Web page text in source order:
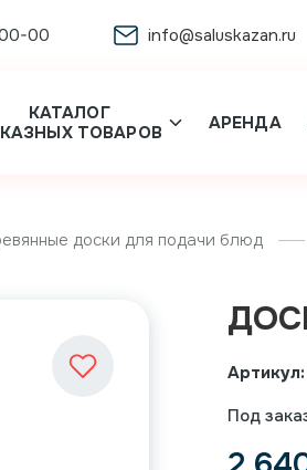
00 info@saluskazan.ru
КАТАЛОГ
ТОВАРОВ
АРЕНДА
доски для подачи блюд
Артикул:
Под